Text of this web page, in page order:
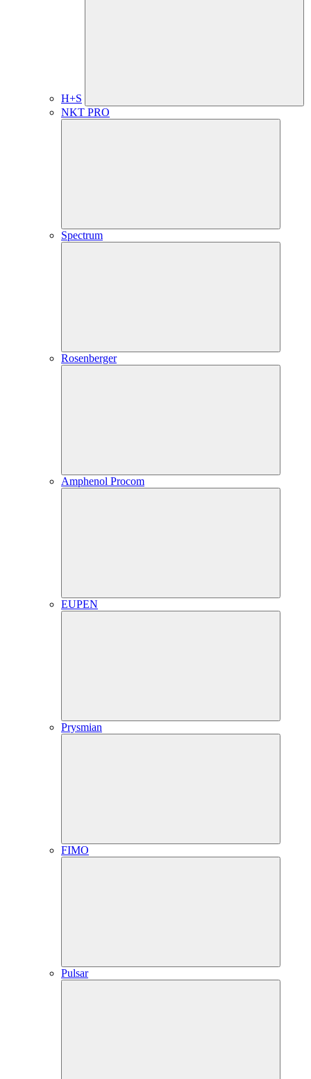
H+S
NKT PRO
Spectrum
Rosenberger
Amphenol Procom
EUPEN
Prysmian
FIMO
Pulsar